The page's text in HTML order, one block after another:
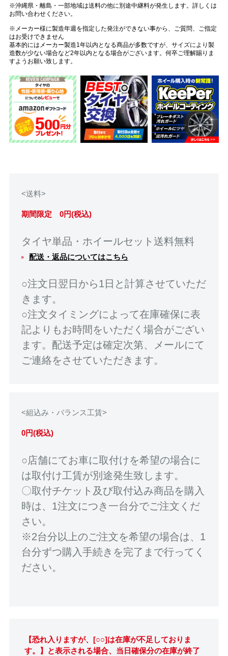
※沖縄県・離島・一部地域は送料の他に別途中継料が発生します。詳しくは
お問い合わせください。
※メーカー様に製造年週を指定した発注ができない事から、ご質問、ご指定
はお受けできません
基本的にはメーカー製造1年以内となる商品が多数ですが、サイズにより製
造数が少ない場合など2年以内となる場合がございます。何卒ご理解賜りま
すようお願い致します。
<送料>
期間限定 0円(税込)
タイヤ単品・ホイールセット送料無料
配送・返品についてはこちら
○注文日翌日から1日と計算させていただ
きます。
○注文タイミングによって在庫確保に表
記よりもお時間をいただく場合がござい
ます。配送予定は確定次第、メールにて
ご連絡をさせていただきます。
<組込み・バランス工賃>
0円(税込)
○店舗にてお車に取付けを希望の場合に
は取付け工賃が別途発生致します。
〇取付チケット及び取付込み商品を購入
時は、1注文につき一台分でご注文くだ
さい。
※2台分以上のご注文を希望の場合は、1
台分ずつ購入手続きを完了まで行ってく
ださい。
【恐れ入りますが、[○○]は在庫が不足しておりま
す。】と表示される場合、当日確保分の在庫が終了